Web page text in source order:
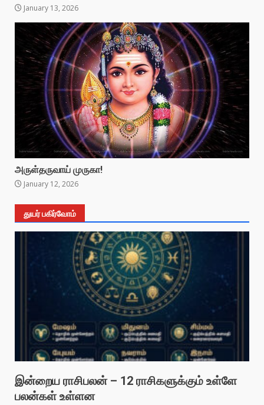
January 13, 2026
அருள்தருவாய் முருகா!
January 12, 2026
துயர் பகிர்வோம்
இன்றைய ராசிபலன் – 12 ராசிகளுக்கும் உள்ளே
பலன்கள் உள்ளன